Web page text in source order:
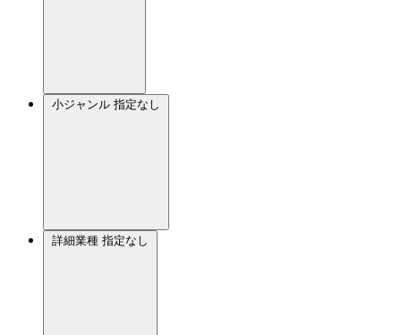
小ジャンル 指定なし
詳細業種 指定なし